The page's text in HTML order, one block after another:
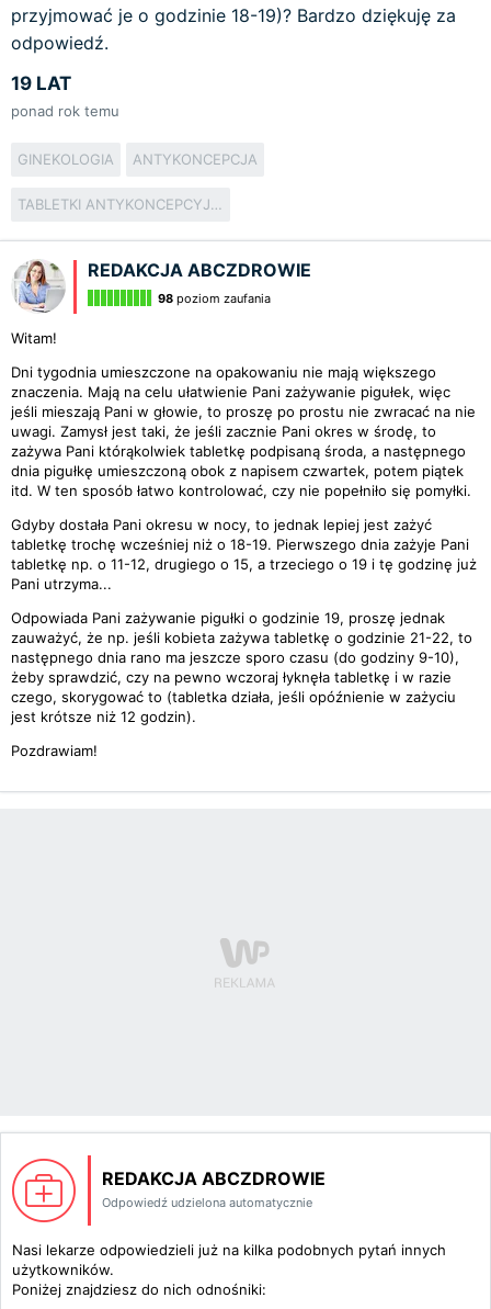
przyjmować je o godzinie 18-19)? Bardzo dziękuję za
odpowiedź.
19 LAT
ponad rok temu
GINEKOLOGIA ANTYKONCEPCJA
TABLETKI ANTYKONCEPCYJNE
REDAKCJA ABCZDROWIE
98 poziom zaufania
Witam!
Dni tygodnia umieszczone na opakowaniu nie mają większego
znaczenia. Mają na celu ułatwienie Pani zażywanie pigułek, więc
jeśli mieszają Pani w głowie, to proszę po prostu nie zwracać na nie
uwagi. Zamysł jest taki, że jeśli zacznie Pani okres w środę, to
zażywa Pani którąkolwiek tabletkę podpisaną środa, a następnego
dnia pigułkę umieszczoną obok z napisem czwartek, potem piątek
itd. W ten sposób łatwo kontrolować, czy nie popełniło się pomyłki.
Gdyby dostała Pani okresu w nocy, to jednak lepiej jest zażyć
tabletkę trochę wcześniej niż o 18-19. Pierwszego dnia zażyje Pani
tabletkę np. o 11-12, drugiego o 15, a trzeciego o 19 i tę godzinę już
Pani utrzyma...
Odpowiada Pani zażywanie pigułki o godzinie 19, proszę jednak
zauważyć, że np. jeśli kobieta zażywa tabletkę o godzinie 21-22, to
następnego dnia rano ma jeszcze sporo czasu (do godziny 9-10),
żeby sprawdzić, czy na pewno wczoraj łyknęła tabletkę i w razie
czego, skorygować to (tabletka działa, jeśli opóźnienie w zażyciu
jest krótsze niż 12 godzin).
Pozdrawiam!
REDAKCJA ABCZDROWIE
Odpowiedź udzielona automatycznie
Nasi lekarze odpowiedzieli już na kilka podobnych pytań innych
użytkowników.
Poniżej znajdziesz do nich odnośniki: